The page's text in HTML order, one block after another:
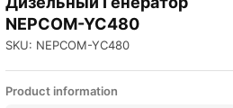
NEPCOM-YC480
SKU: NEPCOM-YC480
Product information